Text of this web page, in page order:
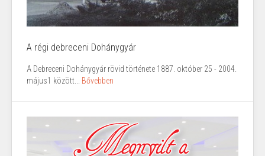
A régi debreceni Dohánygyár
A Debreceni Dohánygyár rövid története 1887. október 25 - 2004.
május1 között... Bővebben